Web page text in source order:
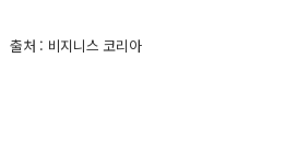
출처 : 비지니스 코리아